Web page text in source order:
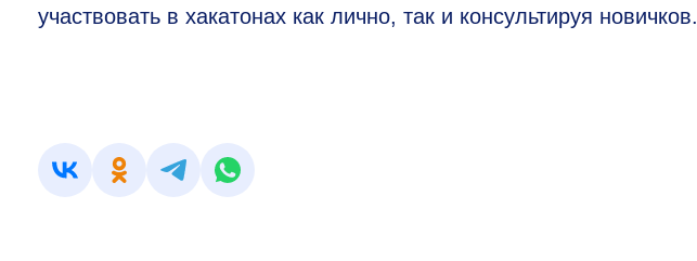
участвовать в хакатонах как лично, так и консультируя новичков.